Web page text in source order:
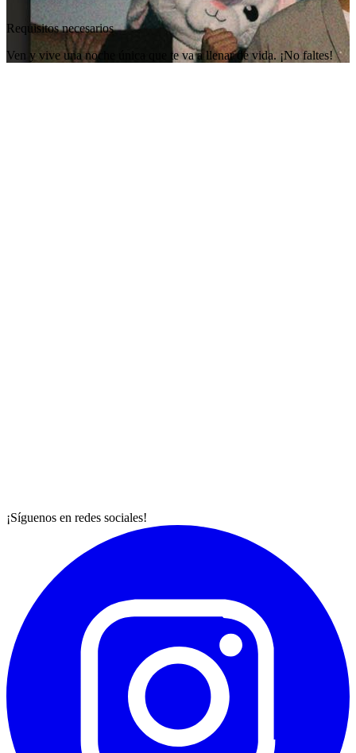
Requisitos necesarios
Ven y vive una noche única que te va a llenar de vida. ¡No faltes!
¡Síguenos en redes sociales!